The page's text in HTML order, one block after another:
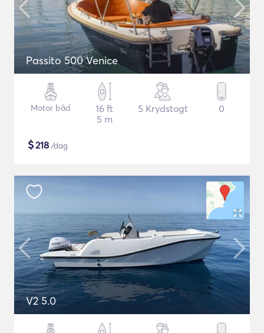
Passito 500 Venice
Motor båd
16 ft
5 m
5 Krydstogt 0
$218 /dag
V2 5.0